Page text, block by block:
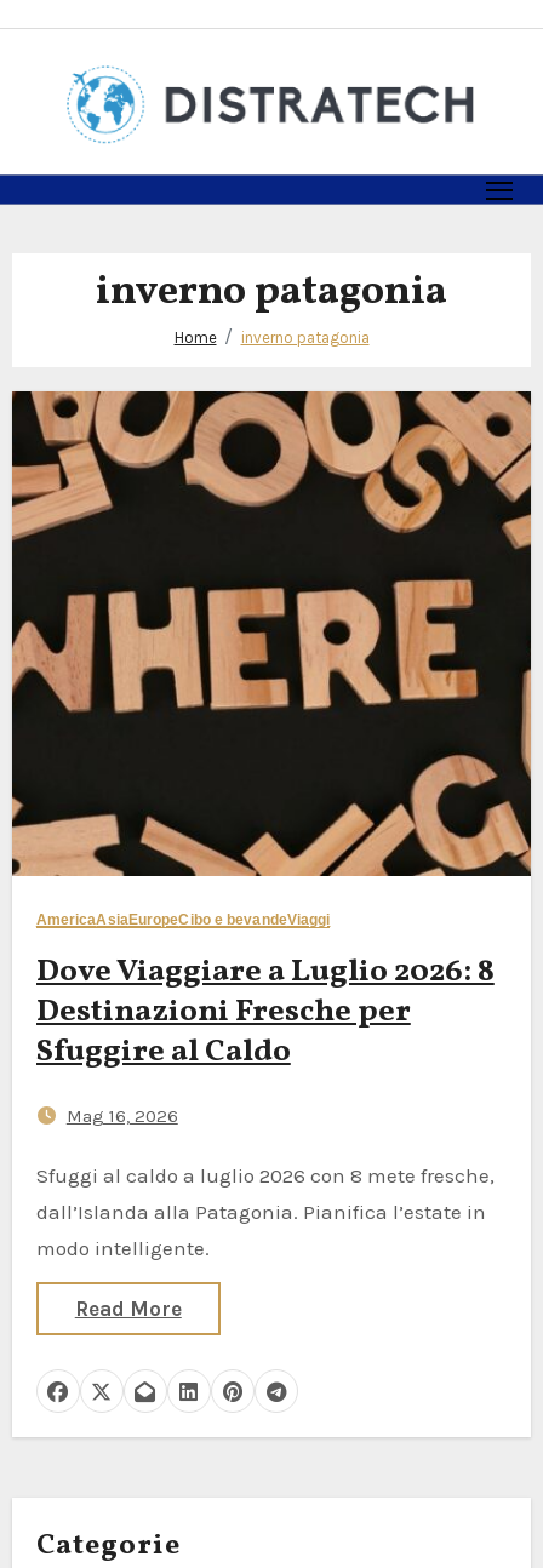
inverno patagonia
Home inverno patagonia
AmericaAsiaEuropeCibo e bevandeViaggi
Dove Viaggiare a Luglio 2026: 8
Destinazioni Fresche per
Sfuggire al Caldo
Mag 16, 2026
Sfuggi al caldo a luglio 2026 con 8 mete fresche,
dall’Islanda alla Patagonia. Pianifica l’estate in
modo intelligente.
Read More
Categorie